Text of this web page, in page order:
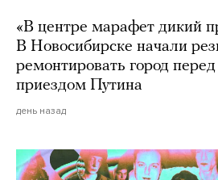
«В центре марафет дикий
В Новосибирске начали
ремонтировать город
приездом Путина
день назад